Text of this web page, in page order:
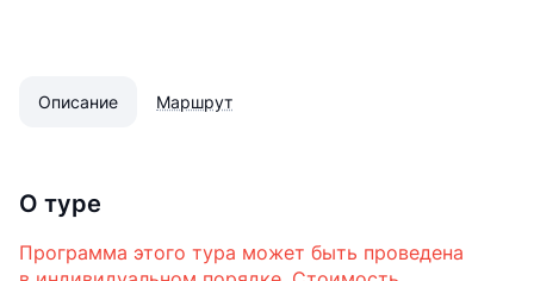
Описание Маршрут
О туре
Программа этого тура может быть проведена